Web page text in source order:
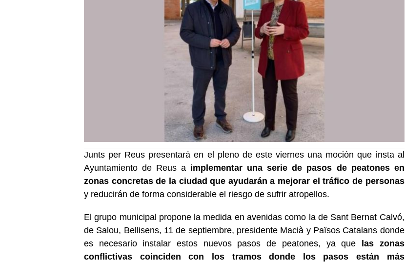
Junts per Reus presentará en el pleno de este viernes una moción que insta al
Ayuntamiento de Reus a implementar una serie de pasos de peatones en
zonas concretas de la ciudad que ayudarán a mejorar el tráfico de personas
y reducirán de forma considerable el riesgo de sufrir atropellos.
El grupo municipal propone la medida en avenidas como la de Sant Bernat Calvó,
de Salou, Bellisens, 11 de septiembre, presidente Macià y Països Catalans donde
es necesario instalar estos nuevos pasos de peatones, ya que las zonas
conflictivas coinciden con los tramos donde los pasos están más